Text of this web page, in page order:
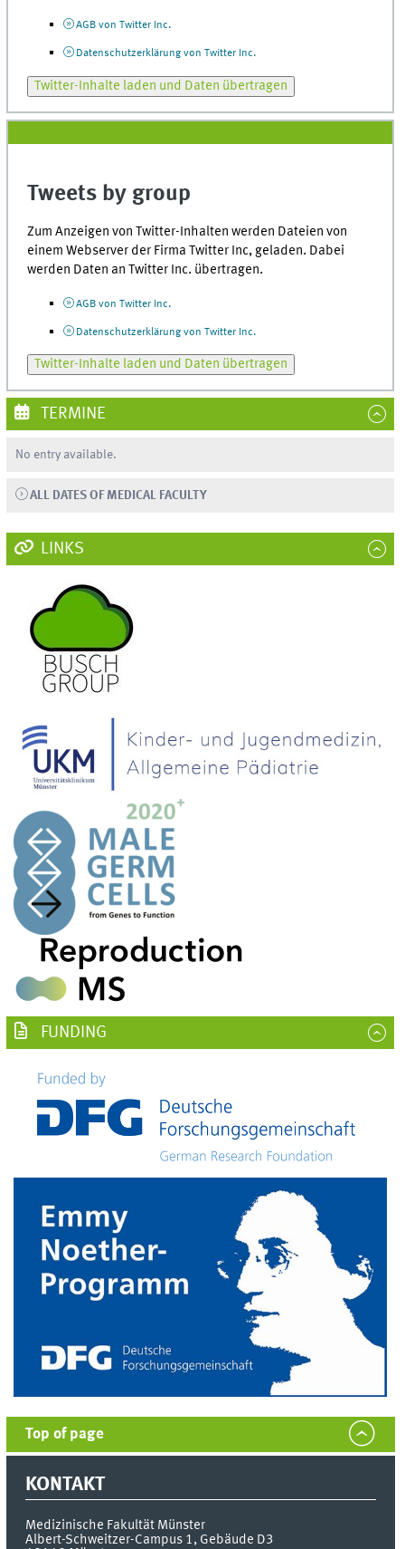
AGB von Twitter Inc.
Datenschutzerklärung vonTwitter Inc.
Twitter-Inhalte laden und Daten übertragen
Tweets by group
Zum Anzeigen vonTwitter-Inhalten werden Dateien von
einemWebserver der FirmaTwitter Inc,geladen. Dabei
werden Daten anTwitter Inc. übertragen.
AGB vonTwitter Inc.
Datenschutzerklärung vonTwitter Inc.
Twitter-Inhalte laden und Daten übertragen
TERMINE
No entry available.
ALL DATES OF MEDICAL FACULTY
LINKS
FUNDING
Top of page
KONTAKT
Medizinische Fakultät Münster
Albert-Schweitzer-Campus 1, Gebäude D3